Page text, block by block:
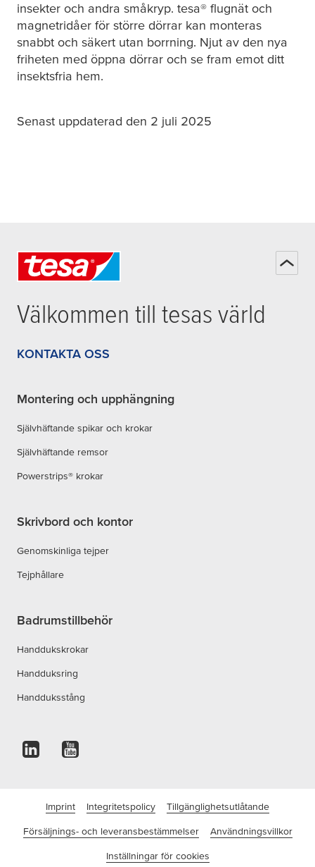
insekter och andra småkryp. tesa® flugnät och
magnetridåer för större dörrar kan monteras
snabbt och säkert utan borrning. Njut av den nya
friheten med öppna dörrar och se fram emot ditt
insektsfria hem.
Senast uppdaterad den 2 juli 2025
Välkommen till tesas värld
KONTAKTA OSS
Montering och upphängning
Självhäftande spikar och krokar
Självhäftande remsor
Powerstrips® krokar
Skrivbord och kontor
Genomskinliga tejper
Tejphållare
Badrumstillbehör
Handdukskrokar
Handduksring
Handduksstång
Imprint Integritetspolicy Tillgänglighetsutlåtande
Försäljnings- och leveransbestämmelser Användningsvillkor
Inställningar för cookies